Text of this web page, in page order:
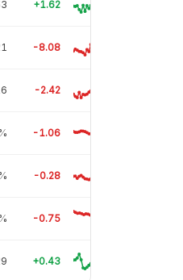
+1.62
-8.08
-2.42
-1.06
-0.28
-0.75
+0.43